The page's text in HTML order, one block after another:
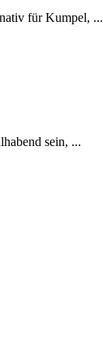
für Kumpel, ...
sein, ...